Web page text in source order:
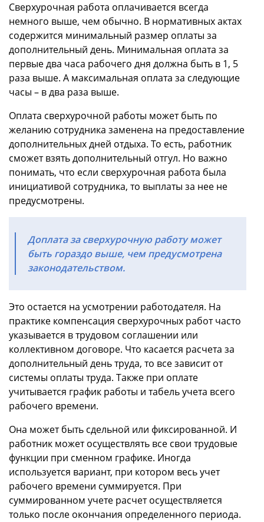
Сверхурочная работа оплачивается всегда
немного выше, чем обычно. В нормативных актах
содержится минимальный размер оплаты за
дополнительный день. Минимальная оплата за
первые два часа рабочего дня должна быть в 1, 5
раза выше. А максимальная оплата за следующие
часы – в два раза выше.
Оплата сверхурочной работы может быть по
желанию сотрудника заменена на предоставление
дополнительных дней отдыха. То есть, работник
сможет взять дополнительный отгул. Но важно
понимать, что если сверхурочная работа была
инициативой сотрудника, то выплаты за нее не
предусмотрены.
Доплата за сверхурочную работу может
быть гораздо выше, чем предусмотрена
законодательством.
Это остается на усмотрении работодателя. На
практике компенсация сверхурочных работ часто
указывается в трудовом соглашении или
коллективном договоре. Что касается расчета за
дополнительный день труда, то все зависит от
системы оплаты труда. Также при оплате
учитывается график работы и табель учета всего
рабочего времени.
Она может быть сдельной или фиксированной. И
работник может осуществлять все свои трудовые
функции при сменном графике. Иногда
используется вариант, при котором весь учет
рабочего времени суммируется. При
суммированном учете расчет осуществляется
только после окончания определенного периода.